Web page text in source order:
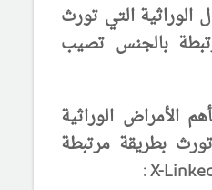
الوراثيةالتي تورث
بالجنس تصيب
أهم الأمراض الوراثية
بطريقة مرتبطة
X-
: